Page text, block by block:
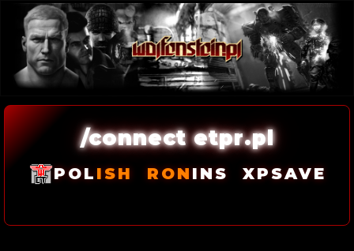
/connect etpr.pl
POL ISH RONINS XPSAVE